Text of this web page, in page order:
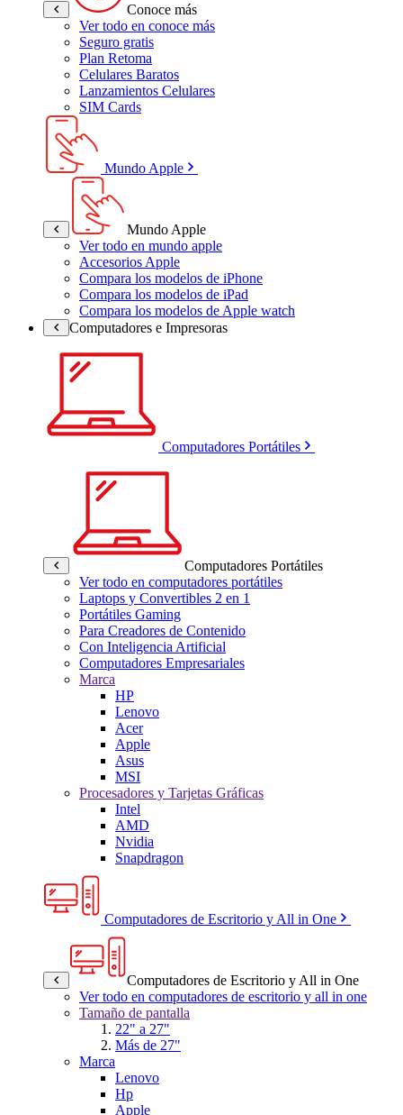
Conoce más
Ver todo en conoce más
Seguro gratis
Plan Retoma
Celulares Baratos
Lanzamientos Celulares
SIM Cards
Mundo Apple
Mundo Apple
Ver todo en mundo apple
Accesorios Apple
Compara los modelos de iPhone
Compara los modelos de iPad
Compara los modelos de Apple watch
Computadores e Impresoras
Computadores Portátiles
Computadores Portátiles
Ver todo en computadores portátiles
Laptops y Convertibles 2 en 1
Portátiles Gaming
Para Creadores de Contenido
Con Inteligencia Artificial
Computadores Empresariales
Marca
HP
Lenovo
Acer
Apple
Asus
MSI
Procesadores y Tarjetas Gráficas
Intel
AMD
Nvidia
Snapdragon
Computadores de Escritorio y All in One
Computadores de Escritorio y All in One
Ver todo en computadores de escritorio y all in one
Tamaño de pantalla
22" a 27"
Más de 27"
Marca
Lenovo
Hp
Apple